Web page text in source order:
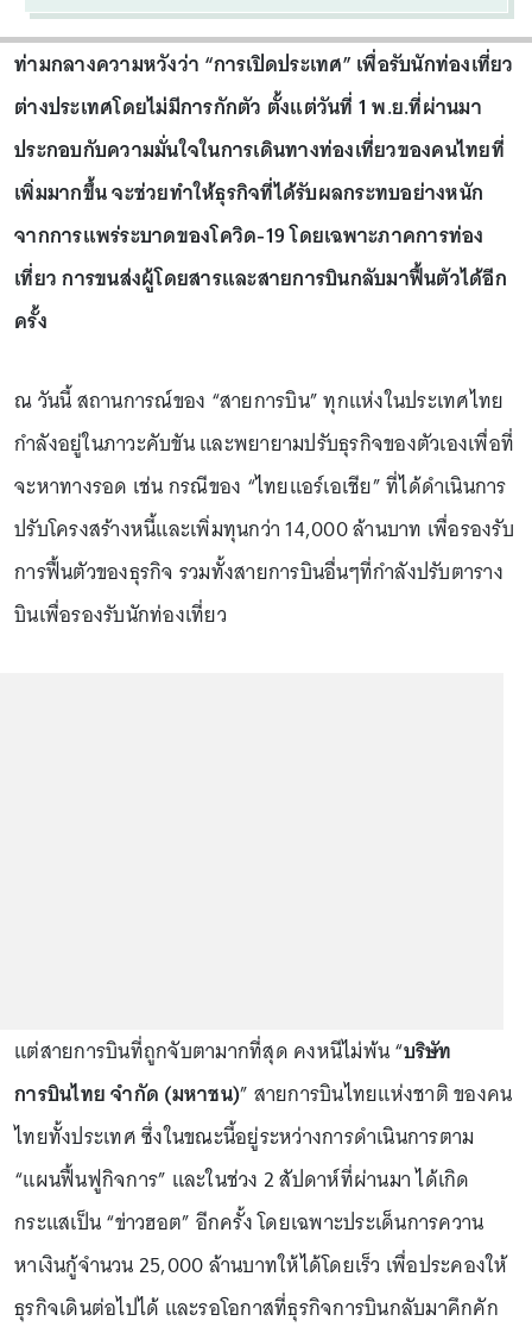
ท่ามกลางความหวังว่า “การเปิดประเทศ” เพื่อรับนักท่องเที่ยว
ต่างประเทศโดยไม่มีการกักตัว ตั้งแต่วันที่ 1 พ.ย.ที่ผ่านมา
ประกอบกับความมั่นใจในการเดินทางท่องเที่ยวของคนไทยที่
เพิ่มมากขึ้น จะช่วยทำให้ธุรกิจที่ได้รับผลกระทบอย่างหนัก
จากการแพร่ระบาดของโควิด-19 โดยเฉพาะภาคการท่อง
เที่ยว การขนส่งผู้โดยสารและสายการบินกลับมาฟื้นตัวได้อีก
ครั้ง
ณ วันนี้ สถานการณ์ของ “สายการบิน” ทุกแห่งในประเทศไทย
กำลังอยู่ในภาวะคับขัน และพยายามปรับธุรกิจของตัวเองเพื่อที่
จะหาทางรอด เช่น กรณีของ “ไทยแอร์เอเชีย” ที่ได้ดำเนินการ
ปรับโครงสร้างหนี้และเพิ่มทุนกว่า 14,000 ล้านบาท เพื่อรองรับ
การฟื้นตัวของธุรกิจ รวมทั้งสายการบินอื่นๆที่กำลังปรับตาราง
บินเพื่อรองรับนักท่องเที่ยว
แต่สายการบินที่ถูกจับตามากที่สุด คงหนีไม่พ้น “บริษัท
การบินไทย จำกัด (มหาชน)” สายการบินไทยแห่งชาติ ของคน
ไทยทั้งประเทศ ซึ่งในขณะนี้อยู่ระหว่างการดำเนินการตาม
“แผนฟื้นฟูกิจการ” และในช่วง 2 สัปดาห์ที่ผ่านมา ได้เกิด
กระแสเป็น “ข่าวฮอต” อีกครั้ง โดยเฉพาะประเด็นการควาน
หาเงินกู้จำนวน 25,000 ล้านบาทให้ได้โดยเร็ว เพื่อประคองให้
ธุรกิจเดินต่อไปได้ และรอโอกาสที่ธุรกิจการบินกลับมาคึกคัก